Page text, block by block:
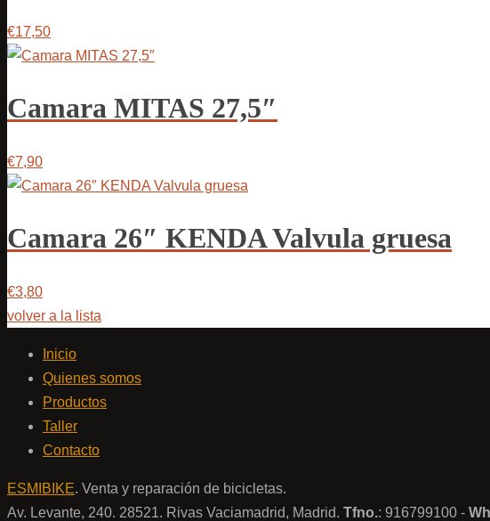
€17,50
Camara MITAS 27,5″
€7,90
Camara 26″ KENDA Valvula gruesa
€3,80
volver a la lista
Inicio
Quienes somos
Productos
Taller
Contacto
ESMIBIKE. Venta y reparación de bicicletas.
Av. Levante, 240. 28521. Rivas Vaciamadrid, Madrid. Tfno.: 916799100 -